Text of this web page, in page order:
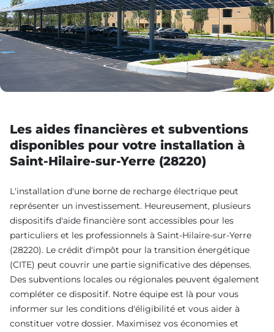
Les aides financières et subventions
disponibles pour votre installation à
Saint-Hilaire-sur-Yerre (28220)
L'installation d'une borne de recharge électrique peut
représenter un investissement. Heureusement, plusieurs
dispositifs d'aide financière sont accessibles pour les
particuliers et les professionnels à Saint-Hilaire-sur-Yerre
(28220). Le crédit d'impôt pour la transition énergétique
(CITE) peut couvrir une partie significative des dépenses.
Des subventions locales ou régionales peuvent également
compléter ce dispositif. Notre équipe est là pour vous
informer sur les conditions d'éligibilité et vous aider à
constituer votre dossier. Maximisez vos économies et